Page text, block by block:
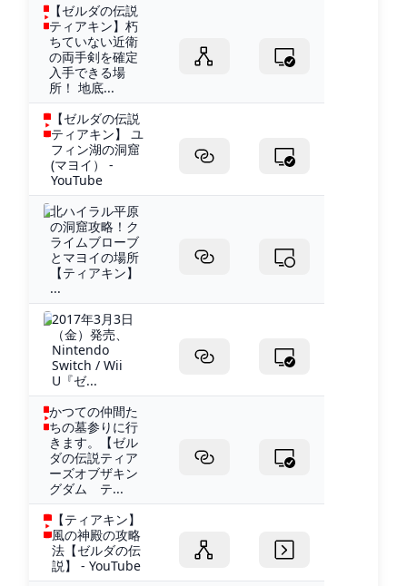
【ゼルダの伝説
ティアキン】朽
ちていない近衛
の両手剣を確定
入手できる場
所！ 地底...
【ゼルダの伝説
ティアキン】 ユ
フィン湖の洞窟
(マヨイ） -
YouTube
北ハイラル平原
の洞窟攻略！ク
ライムブローブ
とマヨイの場所
【ティアキン】
...
2017年3月3日
（金）発売、
Nintendo
Switch / Wii
U『ゼ...
かつての仲間た
ちの墓参りに行
きます。【ゼル
ダの伝説ティア
ーズオブザキン
グダム テ...
【ティアキン】
風の神殿の攻略
法【ゼルダの伝
説】 - YouTube